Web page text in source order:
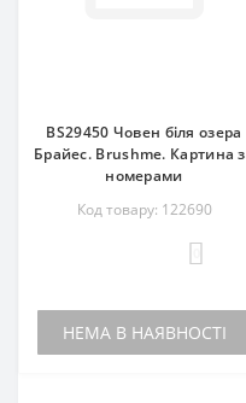
BS29450 Човен біля озера
Брайес. Brushme. Картина
номерами
Код товару: 122690
НЕМА В НАЯВНОСТІ